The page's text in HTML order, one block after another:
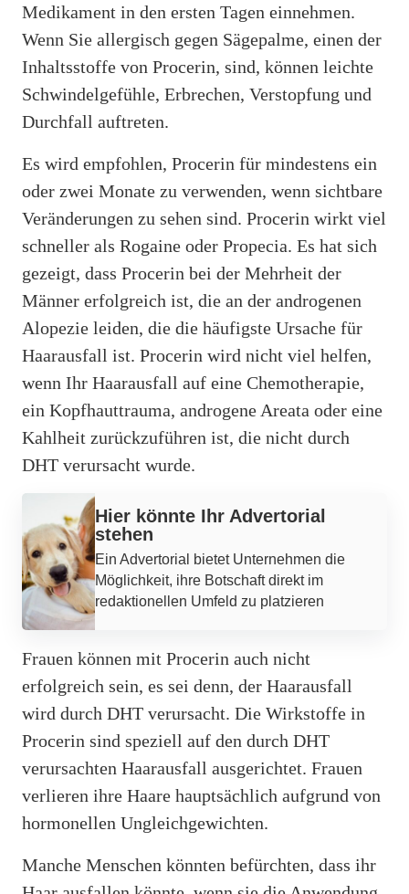
Medikament in den ersten Tagen einnehmen.
Wenn Sie allergisch gegen Sägepalme, einen der
Inhaltsstoffe von Procerin, sind, können leichte
Schwindelgefühle, Erbrechen, Verstopfung und
Durchfall auftreten.
Es wird empfohlen, Procerin für mindestens ein
oder zwei Monate zu verwenden, wenn sichtbare
Veränderungen zu sehen sind. Procerin wirkt viel
schneller als Rogaine oder Propecia. Es hat sich
gezeigt, dass Procerin bei der Mehrheit der
Männer erfolgreich ist, die an der androgenen
Alopezie leiden, die die häufigste Ursache für
Haarausfall ist. Procerin wird nicht viel helfen,
wenn Ihr Haarausfall auf eine Chemotherapie,
ein Kopfhauttrauma, androgene Areata oder eine
Kahlheit zurückzuführen ist, die nicht durch
DHT verursacht wurde.
Hier könnte Ihr Advertorial
stehen
Ein Advertorial bietet Unternehmen die
Möglichkeit, ihre Botschaft direkt im
redaktionellen Umfeld zu platzieren
Frauen können mit Procerin auch nicht
erfolgreich sein, es sei denn, der Haarausfall
wird durch DHT verursacht. Die Wirkstoffe in
Procerin sind speziell auf den durch DHT
verursachten Haarausfall ausgerichtet. Frauen
verlieren ihre Haare hauptsächlich aufgrund von
hormonellen Ungleichgewichten.
Manche Menschen könnten befürchten, dass ihr